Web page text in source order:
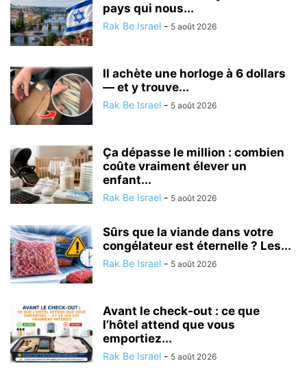
pays qui nous...
Rak Be Israel - 5 août 2026
Il achète une horloge à 6 dollars
— et y trouve...
Rak Be Israel - 5 août 2026
Ça dépasse le million : combien
coûte vraiment élever un
enfant...
Rak Be Israel - 5 août 2026
Sûrs que la viande dans votre
congélateur est éternelle ? Les...
Rak Be Israel - 5 août 2026
Avant le check-out : ce que
l’hôtel attend que vous
emportiez...
Rak Be Israel - 5 août 2026